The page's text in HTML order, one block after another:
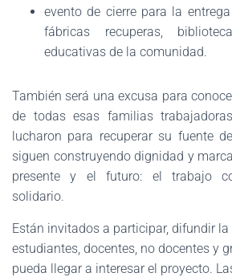
evento de cierre para la
fábricas recuperas,
educativas de la comunidad.
También será una excusa para
de todas esas familias
lucharon para recuperar su fuente
siguen construyendo dignidad y
presente y el futuro: el trabajo
solidario.
Están invitados a participar, difundir la
estudiantes, docentes, no docentes y
pueda llegar a interesar el proyecto.